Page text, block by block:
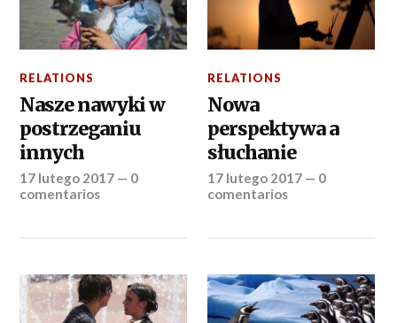
RELATIONS
Nasze nawyki w
postrzeganiu
innych
17 lutego 2017 — 0
comentarios
RELATIONS
Nowa
perspektywa a
słuchanie
17 lutego 2017 — 0
comentarios